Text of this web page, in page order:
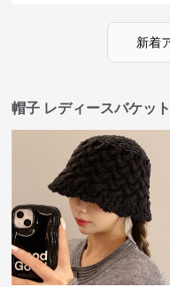
新着
帽子 レディースバケッ